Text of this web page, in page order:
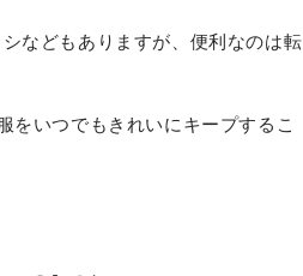
などもありますが、便利なのは転
をいつでもきれいにキープするこ